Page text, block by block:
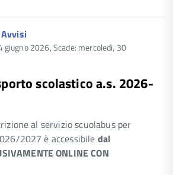
Avvisi
giugno 2026,Scade: mercoledì, 30
scolastico a.s. 2026-
al servizio scuolabus per
2027 è accessibile dal
ONLINE CON